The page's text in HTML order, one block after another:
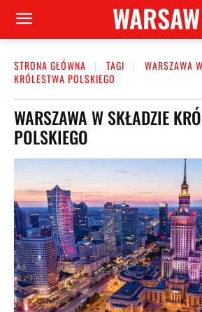
WARSAW
STRONA GŁÓWNA TAGI
WARSZAWA
KRÓLESTWA POLSKIEGO
WARSZAWA W SKŁADZIE
POLSKIEGO